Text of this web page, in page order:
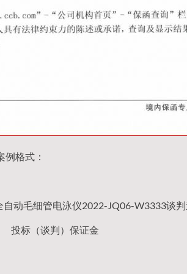
格式：
动毛细管电泳仪2022-JQ06-W3333谈判
投标（谈判）保证金